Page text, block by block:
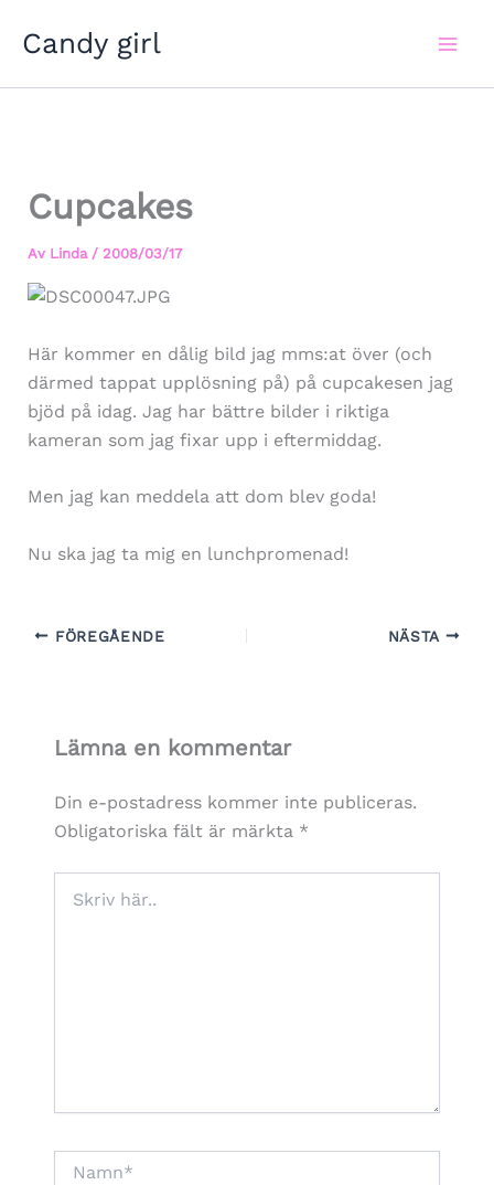
Candy girl
Cupcakes
Av Linda / 2008/03/17
Här kommer en dålig bild jag mms:at över (och
därmed tappat upplösning på) på cupcakesen jag
bjöd på idag. Jag har bättre bilder i riktiga
kameran som jag fixar upp i eftermiddag.
Men jag kan meddela att dom blev goda!
Nu ska jag ta mig en lunchpromenad!
FÖREGÅENDE NÄSTA
Lämna en kommentar
Din e-postadress kommer inte publiceras.
Obligatoriska fält är märkta *
här..